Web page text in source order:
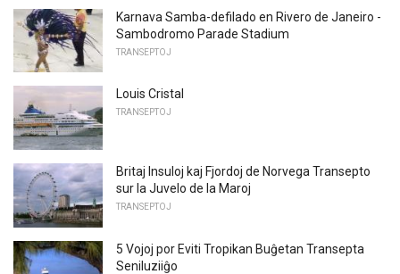
Karnava Samba-defilado en Rivero de Janeiro -
Sambodromo Parade Stadium
TRANSEPTOJ
Louis Cristal
TRANSEPTOJ
Britaj Insuloj kaj Fjordoj de Norvega Transepto
sur la Juvelo de la Maroj
TRANSEPTOJ
5 Vojoj por Eviti Tropikan Buĝetan Transepta
Seniluziiĝo